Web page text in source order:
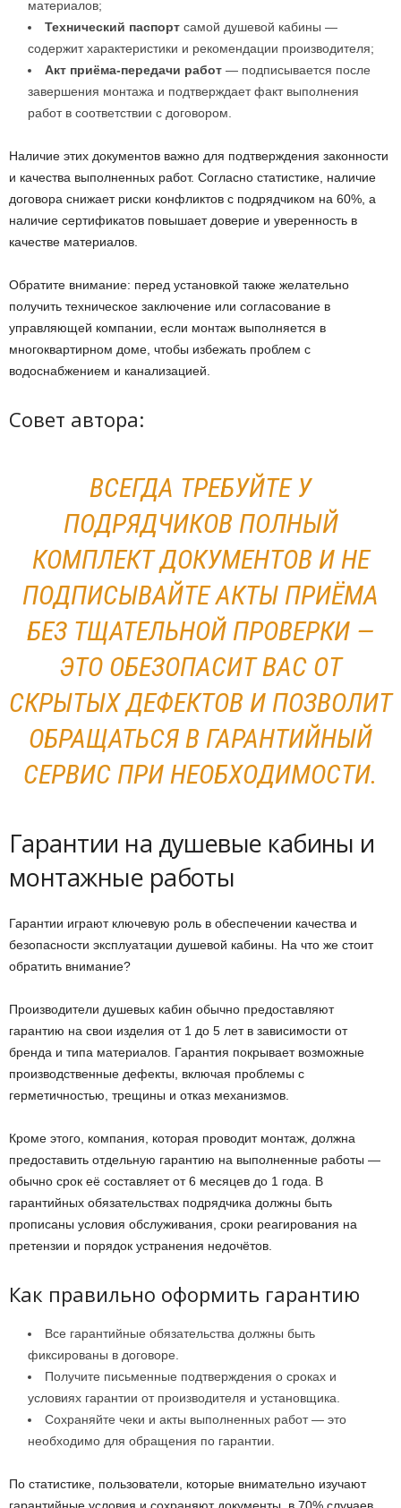
материалов;
Технический паспорт самой душевой кабины —
содержит характеристики и рекомендации производителя;
Акт приёма-передачи работ — подписывается после
завершения монтажа и подтверждает факт выполнения
работ в соответствии с договором.
Наличие этих документов важно для подтверждения законности
и качества выполненных работ. Согласно статистике, наличие
договора снижает риски конфликтов с подрядчиком на 60%, а
наличие сертификатов повышает доверие и уверенность в
качестве материалов.
Обратите внимание: перед установкой также желательно
получить техническое заключение или согласование в
управляющей компании, если монтаж выполняется в
многоквартирном доме, чтобы избежать проблем с
водоснабжением и канализацией.
Совет автора:
ВСЕГДА ТРЕБУЙТЕ У
ПОДРЯДЧИКОВ ПОЛНЫЙ
КОМПЛЕКТ ДОКУМЕНТОВ И НЕ
ПОДПИСЫВАЙТЕ АКТЫ ПРИЁМА
БЕЗ ТЩАТЕЛЬНОЙ ПРОВЕРКИ —
ЭТО ОБЕЗОПАСИТ ВАС ОТ
СКРЫТЫХ ДЕФЕКТОВ И ПОЗВОЛИТ
ОБРАЩАТЬСЯ В ГАРАНТИЙНЫЙ
СЕРВИС ПРИ НЕОБХОДИМОСТИ.
Гарантии на душевые кабины и
монтажные работы
Гарантии играют ключевую роль в обеспечении качества и
безопасности эксплуатации душевой кабины. На что же стоит
обратить внимание?
Производители душевых кабин обычно предоставляют
гарантию на свои изделия от 1 до 5 лет в зависимости от
бренда и типа материалов. Гарантия покрывает возможные
производственные дефекты, включая проблемы с
герметичностью, трещины и отказ механизмов.
Кроме этого, компания, которая проводит монтаж, должна
предоставить отдельную гарантию на выполненные работы —
обычно срок её составляет от 6 месяцев до 1 года. В
гарантийных обязательствах подрядчика должны быть
прописаны условия обслуживания, сроки реагирования на
претензии и порядок устранения недочётов.
Как правильно оформить гарантию
Все гарантийные обязательства должны быть
фиксированы в договоре.
Получите письменные подтверждения о сроках и
условиях гарантии от производителя и установщика.
Сохраняйте чеки и акты выполненных работ — это
необходимо для обращения по гарантии.
По статистике, пользователи, которые внимательно изучают
гарантийные условия и сохраняют документы, в 70% случаев